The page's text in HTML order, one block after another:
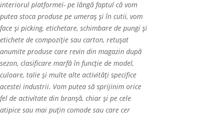
interiorul platformei- pe lângă faptul că vom
putea stoca produse pe umeraș și în cutii, vom
face și picking, etichetare, schimbare de pungi și
etichete de compoziție sau carton, retușat
anumite produse care revin din magazin după
sezon, clasificare marfă în funcție de model,
culoare, talie și multe alte activități specifice
acestei industrii. Vom putea să sprijinim orice
fel de activitate din branşă, chiar și pe cele
atipice sau mai puţin comode sau care cer